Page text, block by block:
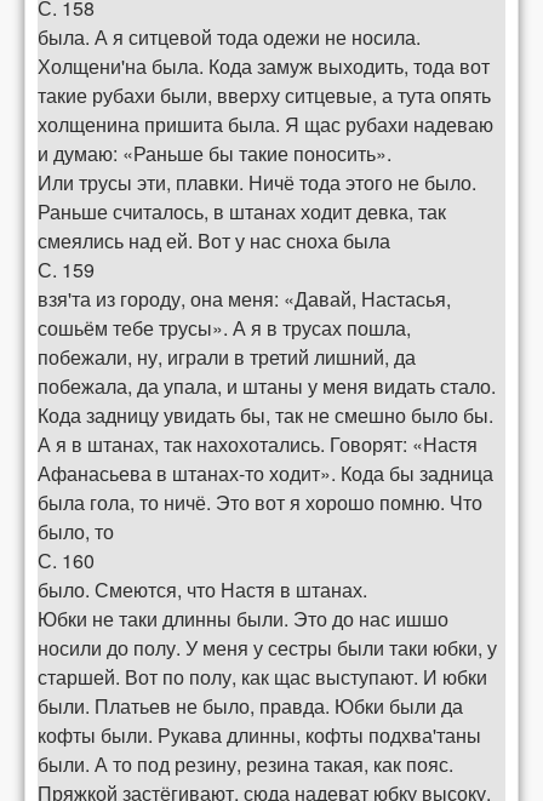
С. 158
была. А я ситцевой тода одежи не носила.
Холщени'на была. Кода замуж выходить, тода вот
такие рубахи были, вверху ситцевые, а тута опять
холщенина пришита была. Я щас рубахи надеваю
и думаю: «Раньше бы такие поносить».
Или трусы эти, плавки. Ничё тода этого не было.
Раньше считалось, в штанах ходит девка, так
смеялись над ей. Вот у нас сноха была
С. 159
взя'та из городу, она меня: «Давай, Настасья,
сошьём тебе трусы». А я в трусах пошла,
побежали, ну, играли в третий лишний, да
побежала, да упала, и штаны у меня видать стало.
Кода задницу увидать бы, так не смешно было бы.
А я в штанах, так нахохотались. Говорят: «Настя
Афанасьева в штанах-то ходит». Кода бы задница
была гола, то ничё. Это вот я хорошо помню. Что
было, то
С. 160
было. Смеются, что Настя в штанах.
Юбки не таки длинны были. Это до нас ишшо
носили до полу. У меня у сестры были таки юбки, у
старшей. Вот по полу, как щас выступают. И юбки
были. Платьев не было, правда. Юбки были да
кофты были. Рукава длинны, кофты подхва'таны
были. А то под резину, резина такая, как пояс.
Пряжкой застёгивают, сюда надеват юбку высоку.